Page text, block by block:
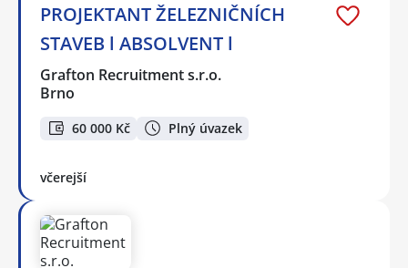
PROJEKTANT ŽELEZNIČNÍCH
STAVEB l ABSOLVENT l
Grafton Recruitment s.r.o.
Brno
60 000 Kč Plný úvazek
včerejší